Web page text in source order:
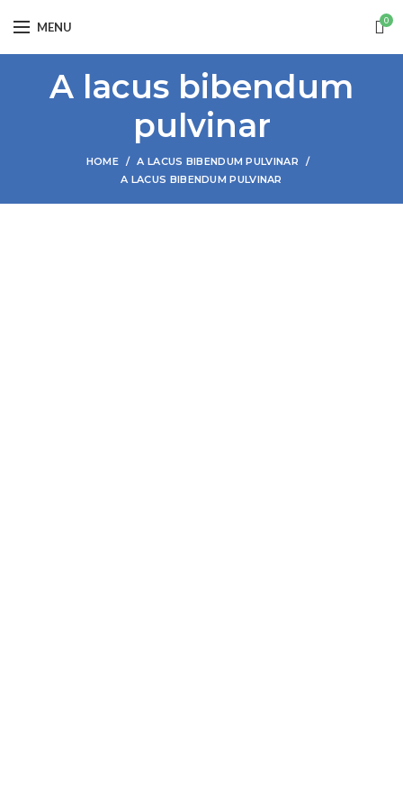
MENU 0
A lacus bibendum
pulvinar
HOME
A LACUS BIBENDUM PULVINAR
A LACUS BIBENDUM PULVINAR